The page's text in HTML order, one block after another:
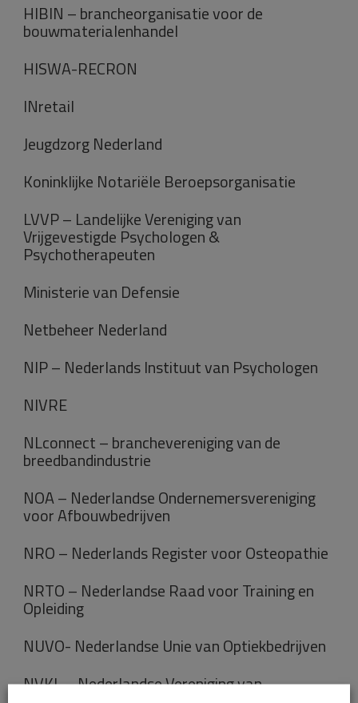
HIBIN – brancheorganisatie voor de
bouwmaterialenhandel
HISWA-RECRON
INretail
Jeugdzorg Nederland
Koninklijke Notariële Beroepsorganisatie
LVVP – Landelijke Vereniging van
Vrijgevestigde Psychologen &
Psychotherapeuten
Ministerie van Defensie
Netbeheer Nederland
NIP – Nederlands Instituut van Psychologen
NIVRE
NLconnect – branchevereniging van de
breedbandindustrie
NOA – Nederlandse Ondernemersvereniging
voor Afbouwbedrijven
NRO – Nederlands Register voor Osteopathie
NRTO – Nederlandse Raad voor Training en
Opleiding
NUVO- Nederlandse Unie van Optiekbedrijven
NVKL – Nederlandse Vereniging van